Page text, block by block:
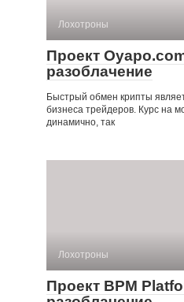
Лохотроны
Проект
разоблачение
Быстрый обмен крипты
бизнеса трейдеров. Курс на
динамично, так
Лохотроны
Проект BPM